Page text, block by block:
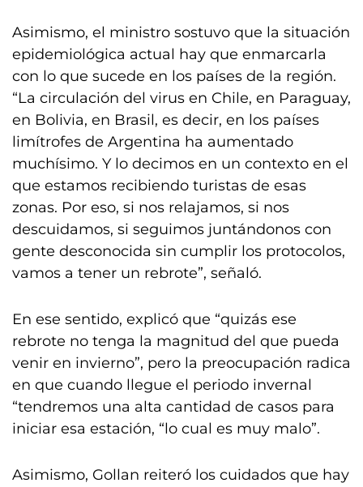
Asimismo, el ministro sostuvo que la situación
epidemiológica actual hay que enmarcarla
con lo que sucede en los países de la región.
“La circulación del virus en Chile, en Paraguay,
en Bolivia, en Brasil, es decir, en los países
limítrofes de Argentina ha aumentado
muchísimo. Y lo decimos en un contexto en el
que estamos recibiendo turistas de esas
zonas. Por eso, si nos relajamos, si nos
descuidamos, si seguimos juntándonos con
gente desconocida sin cumplir los protocolos,
vamos a tener un rebrote”, señaló.
En ese sentido, explicó que “quizás ese
rebrote no tenga la magnitud del que pueda
venir en invierno”, pero la preocupación radica
en que cuando llegue el periodo invernal
“tendremos una alta cantidad de casos para
iniciar esa estación, “lo cual es muy malo”.
Asimismo, Gollan reiteró los cuidados que hay